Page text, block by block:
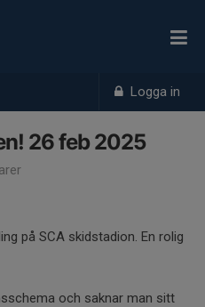
Logga in
26 feb 2025
på SCA skidstadion. En rolig
och saknar man sitt